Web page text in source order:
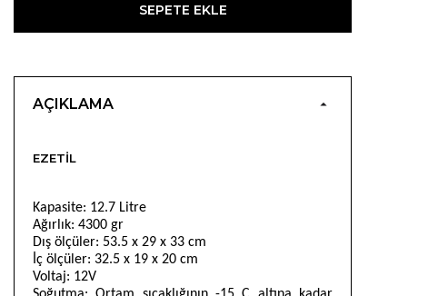
SEPETE EKLE
AÇIKLAMA
EZETIL
Kapasite: 12.7 Litre
Ağırlık: 4300 gr
Dış ölçüler: 53.5 x 29 x 33 cm
İç ölçüler: 32.5 x 19 x 20 cm
Voltaj: 12V